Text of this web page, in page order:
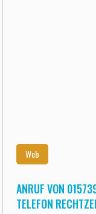
Web
ANRUF VON
TELEFON